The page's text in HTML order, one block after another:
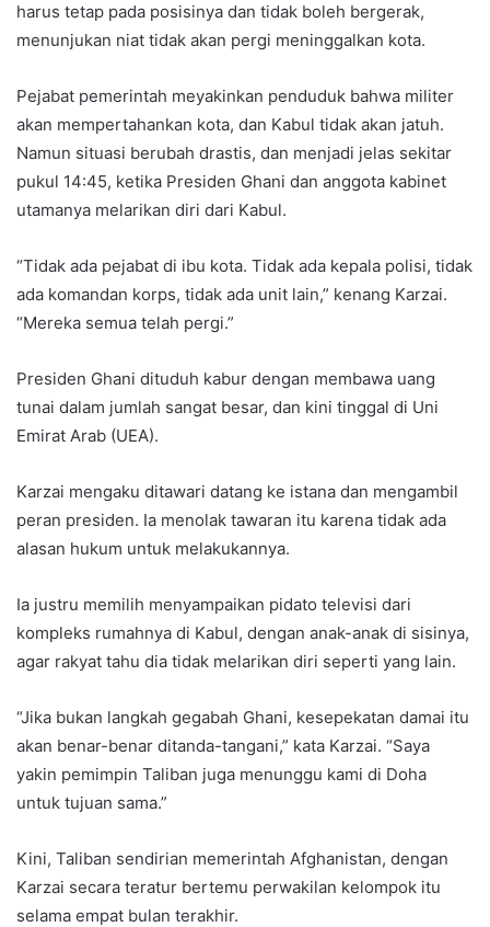
harus tetap pada posisinya dan tidak boleh bergerak,
menunjukan niat tidak akan pergi meninggalkan kota.
Pejabat pemerintah meyakinkan penduduk bahwa militer
akan mempertahankan kota, dan Kabul tidak akan jatuh.
Namun situasi berubah drastis, dan menjadi jelas sekitar
pukul 14:45, ketika Presiden Ghani dan anggota kabinet
utamanya melarikan diri dari Kabul.
“Tidak ada pejabat di ibu kota. Tidak ada kepala polisi, tidak
ada komandan korps, tidak ada unit lain,” kenang Karzai.
“Mereka semua telah pergi.”
Presiden Ghani dituduh kabur dengan membawa uang
tunai dalam jumlah sangat besar, dan kini tinggal di Uni
Emirat Arab (UEA).
Karzai mengaku ditawari datang ke istana dan mengambil
peran presiden. Ia menolak tawaran itu karena tidak ada
alasan hukum untuk melakukannya.
Ia justru memilih menyampaikan pidato televisi dari
kompleks rumahnya di Kabul, dengan anak-anak di sisinya,
agar rakyat tahu dia tidak melarikan diri seperti yang lain.
“Jika bukan langkah gegabah Ghani, kesepekatan damai itu
akan benar-benar ditanda-tangani,” kata Karzai. “Saya
yakin pemimpin Taliban juga menunggu kami di Doha
untuk tujuan sama.”
Kini, Taliban sendirian memerintah Afghanistan, dengan
Karzai secara teratur bertemu perwakilan kelompok itu
selama empat bulan terakhir.